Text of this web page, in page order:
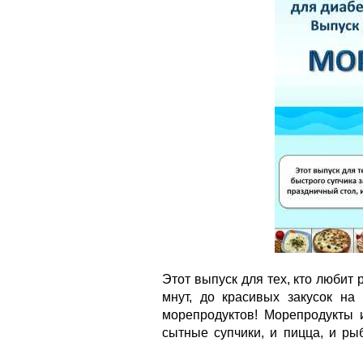
Этот выпуск для тех, кто любит
мнут, до красивых закусок
морепродуктов!
сытные супчики, и пицца, и